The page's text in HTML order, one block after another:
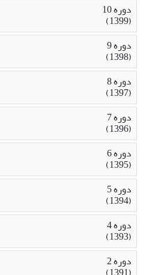
دوره 10
(1399)
دوره 9
(1398)
دوره 8
(1397)
دوره 7
(1396)
دوره 6
(1395)
دوره 5
(1394)
دوره 4
(1393)
دوره 2